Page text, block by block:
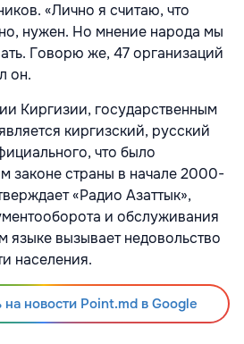
«Лично я считаю, что
нужен. Но мнение народа мы
Говорю же, 47 организаций
он.
Киргизии, государственным
киргизский, русский
что было
законе страны в начале 2000-
«Радио Азаттык»,
и обслуживания
языке вызывает недовольство
населения.
новости Point.md в Google